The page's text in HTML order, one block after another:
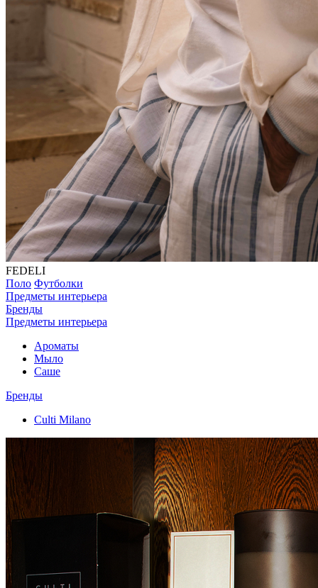
FEDELI
Поло Футболки
Предметы интерьера
Бренды
Предметы интерьера
Ароматы
Мыло
Саше
Бренды
Culti Milano